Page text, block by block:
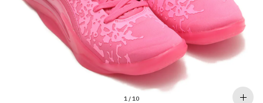
アディダス ピックアップ
ライフスタイルランニング
その他
すべてのバッグ
アディダス ピックアップ
ライフスタイルランニング
ソックス
アンダーウェア
その他
すべてのバッグ
1 /10